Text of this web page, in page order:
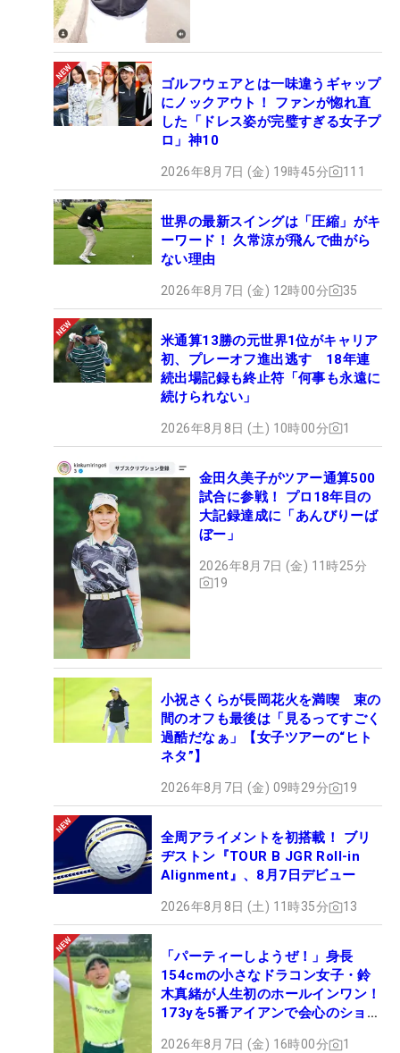
ゴルフウェアとは一味違うギャップ
にノックアウト！ ファンが惚れ直
した「ドレス姿が完璧すぎる女子プ
ロ」神10
2026年8月7日 (金) 19時45分 111
世界の最新スイングは「圧縮」がキ
ーワード！ 久常涼が飛んで曲がら
ない理由
2026年8月7日 (金) 12時00分 35
米通算13勝の元世界1位がキャリア
初、プレーオフ進出逃す 18年連
続出場記録も終止符「何事も永遠に
続けられない」
2026年8月8日 (土) 10時00分 1
金田久美子がツアー通算500
試合に参戦！ プロ18年目の
大記録達成に「あんびりーば
ぼー」
2026年8月7日 (金) 11時25分
19
小祝さくらが長岡花火を満喫 束の
間のオフも最後は「見るってすごく
過酷だなぁ」【女子ツアーの“ヒト
ネタ”】
2026年8月7日 (金) 09時29分 19
全周アライメントを初搭載！ ブリ
ヂストン『TOUR B JGR Roll-in
Alignment』、8月7日デビュー
2026年8月8日 (土) 11時35分 13
「パーティーしようぜ！」身長
154cmの小さなドラコン女子・鈴
木真緒が人生初のホールインワン！
173yを5番アイアンで会心のショッ
2026年8月7日 (金) 16時00分 1